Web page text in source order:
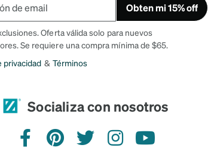
Obten mi 15% off
Oferta válida solo para nuevos
Se requiere una compra mínima de $65.
privacidad & Términos
Socializa con nosotros
FacebookPinterestTwitterInstagramYouTube